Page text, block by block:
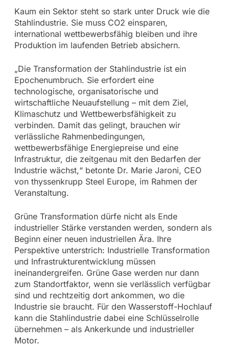
Kaum ein Sektor steht so stark unter Druck wie die
Stahlindustrie. Sie muss CO2 einsparen,
international wettbewerbsfähig bleiben und ihre
Produktion im laufenden Betrieb absichern.
„Die Transformation der Stahlindustrie ist ein
Epochenumbruch. Sie erfordert eine
technologische, organisatorische und
wirtschaftliche Neuaufstellung – mit dem Ziel,
Klimaschutz und Wettbewerbsfähigkeit zu
verbinden. Damit das gelingt, brauchen wir
verlässliche Rahmenbedingungen,
wettbewerbsfähige Energiepreise und eine
Infrastruktur, die zeitgenau mit den Bedarfen der
Industrie wächst,“ betonte Dr. Marie Jaroni, CEO
von thyssenkrupp Steel Europe, im Rahmen der
Veranstaltung.
Grüne Transformation dürfe nicht als Ende
industrieller Stärke verstanden werden, sondern als
Beginn einer neuen industriellen Ära. Ihre
Perspektive unterstrich: Industrielle Transformation
und Infrastrukturentwicklung müssen
ineinandergreifen. Grüne Gase werden nur dann
zum Standortfaktor, wenn sie verlässlich verfügbar
sind und rechtzeitig dort ankommen, wo die
Industrie sie braucht. Für den Wasserstoff-Hochlauf
kann die Stahlindustrie dabei eine Schlüsselrolle
übernehmen – als Ankerkunde und industrieller
Motor.